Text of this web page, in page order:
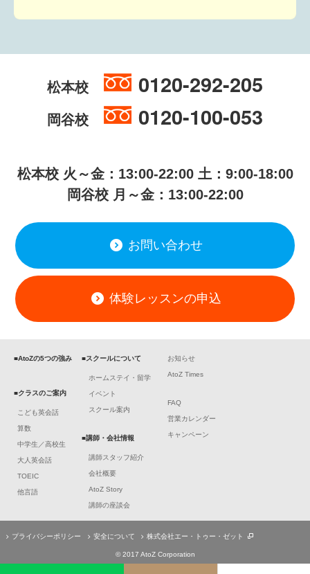
松本校 0120-292-205
岡谷校 0120-100-053
松本校 火～金：13:00-22:00 土：9:00-18:00
岡谷校 月～金：13:00-22:00
お問い合わせ
体験レッスンの申込
■AtoZの5つの強み
■クラスのご案内
こども英会話
算数
中学生／高校生
大人英会話
TOEIC
他言語
■スクールについて
ホームステイ・留学
イベント
スクール案内
■講師・会社情報
講師スタッフ紹介
会社概要
AtoZ Story
講師の座談会
お知らせ
AtoZ Times
FAQ
営業カレンダー
キャンペーン
プライバシーポリシー 安全について 株式会社エー・トゥー・ゼット
© 2017 AtoZ Corporation